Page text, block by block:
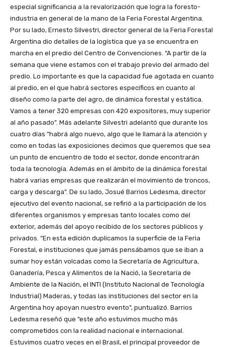
especial significancia a la revalorización que logra la foresto-
industria en general de la mano de la Feria Forestal Argentina.
Por su lado, Ernesto Silvestri, director general de la Feria Forestal
Argentina dio detalles de la logística que ya se encuentra en
marcha en el predio del Centro de Convenciones. “A partir de la
semana que viene estamos con el trabajo previo del armado del
predio. Lo importante es que la capacidad fue agotada en cuanto
al predio, en el que habrá sectores específicos en cuanto al
diseño como la parte del agro, de dinámica forestal y estática.
Vamos a tener 320 empresas con 420 expositores, muy superior
al año pasado”. Más adelante Silvestri adelantó que durante los
cuatro días “habrá algo nuevo, algo que le llamará la atención y
como en todas las exposiciones decimos que queremos que sea
un punto de encuentro de todo el sector, donde encontrarán
toda la tecnología. Además en el ámbito de la dinámica forestal
habrá varias empresas que realizarán el movimiento de troncos,
carga y descarga”. De su lado, Josué Barrios Ledesma, director
ejecutivo del evento nacional, se refirió a la participación de los
diferentes organismos y empresas tanto locales como del
exterior, además del apoyo recibido de los sectores públicos y
privados. “En esta edición duplicamos la superficie de la Feria
Forestal, e instituciones que jamás pensábamos que se iban a
sumar hoy están volcadas como la Secretaría de Agricultura,
Ganadería, Pesca y Alimentos de la Nació, la Secretaría de
Ambiente de la Nación, el INTI (Instituto Nacional de Tecnología
Industrial) Maderas, y todas las instituciones del sector en la
Argentina hoy apoyan nuestro evento”, puntualizó. Barrios
Ledesma reseñó que “este año estuvimos mucho más
comprometidos con la realidad nacional e internacional.
Estuvimos cuatro veces en el Brasil, el principal proveedor de